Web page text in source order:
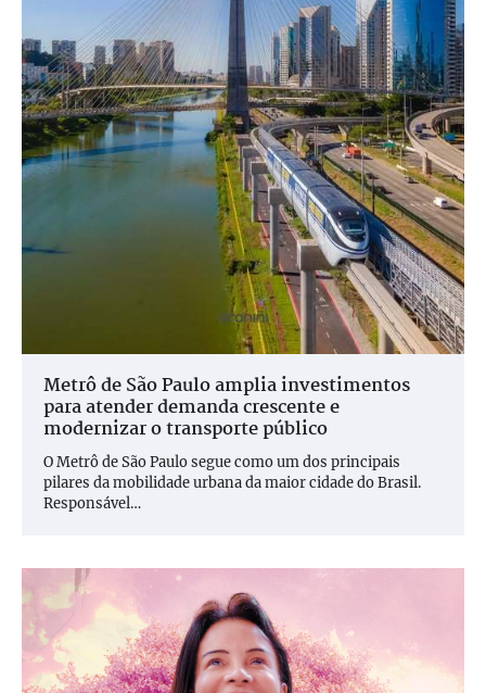
Metrô de São Paulo amplia investimentos
para atender demanda crescente e
modernizar o transporte público
O Metrô de São Paulo segue como um dos principais
pilares da mobilidade urbana da maior cidade do Brasil.
Responsável…